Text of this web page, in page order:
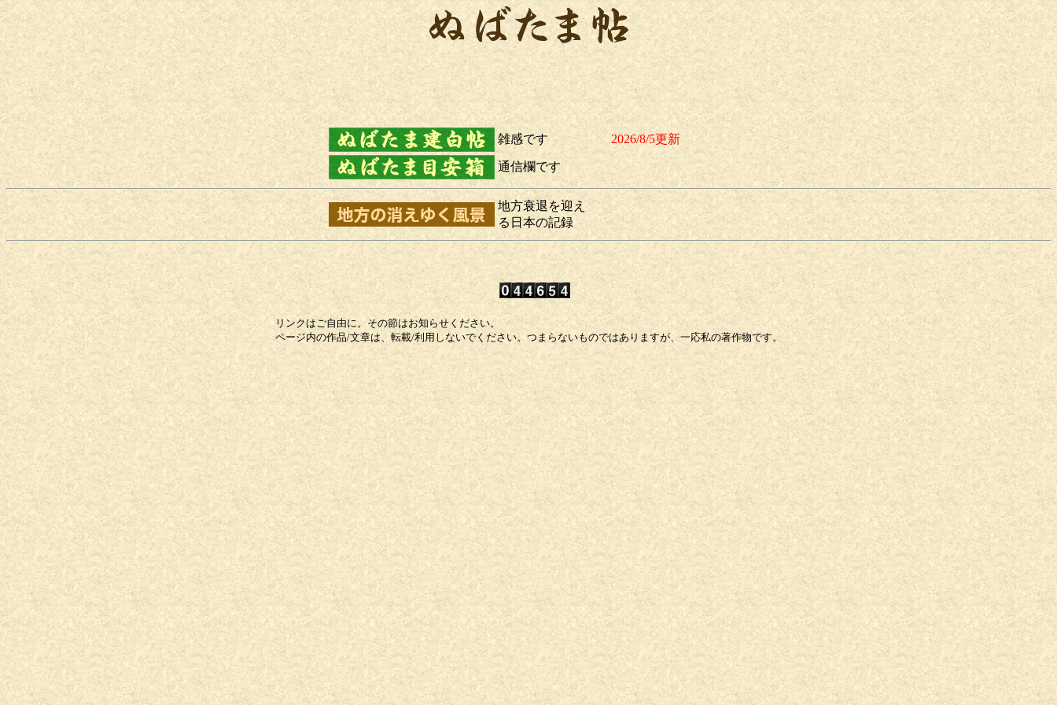
雑感です 2026/8/5更新
通信欄です
地方衰退を迎え
る日本の記録
リンクはご自由に。その節はお知らせください。
ページ内の作品/文章は、転載/利用しないでください。つまらないものではありますが、一応私の著作物です。